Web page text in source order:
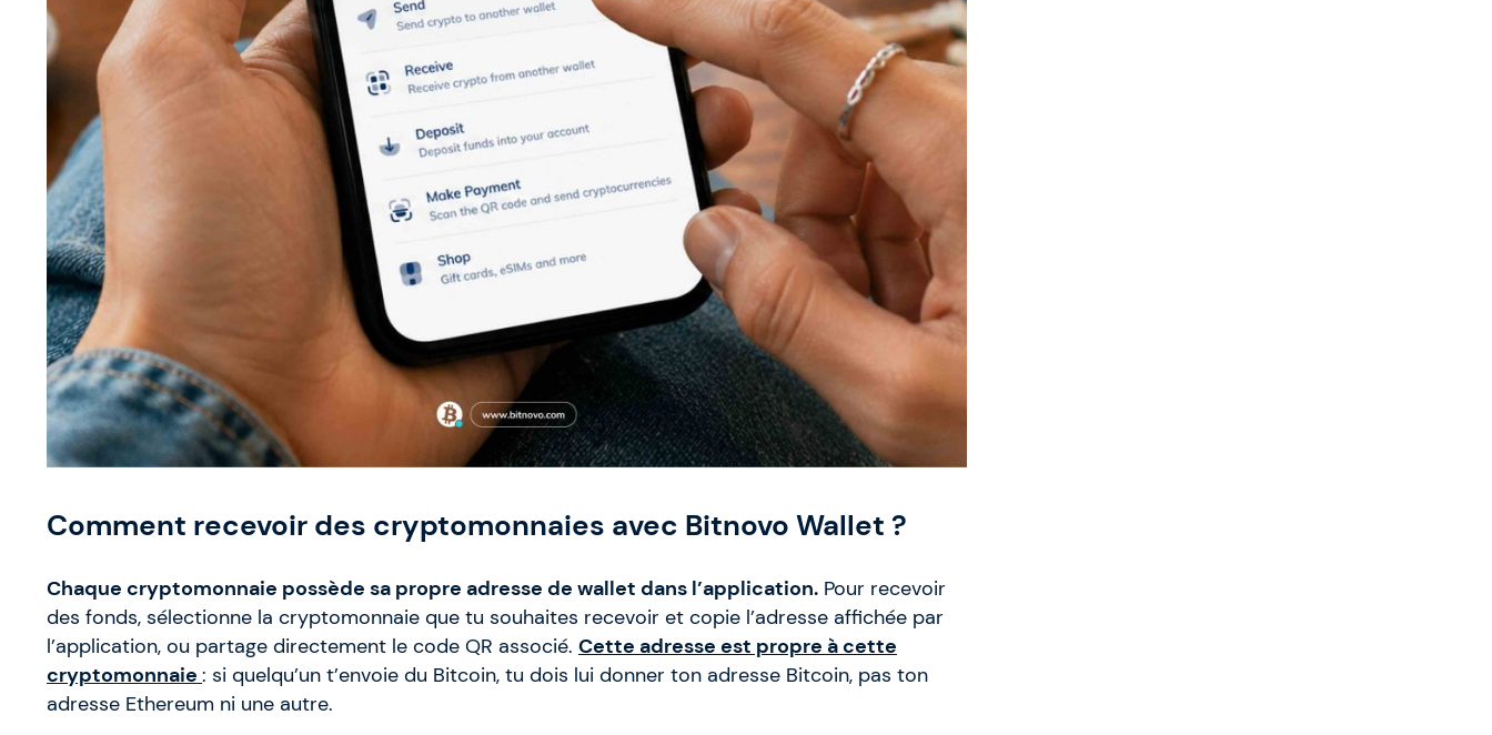
Comment recevoir des cryptomonnaies avec Bitnovo Wallet ?
Chaque cryptomonnaie possède sa propre adresse de wallet dans l’application. Pour recevoir
des fonds, sélectionne la cryptomonnaie que tu souhaites recevoir et copie l’adresse affichée par
l’application, ou partage directement le code QR associé. Cette adresse est propre à cette
cryptomonnaie : si quelqu’un t’envoie du Bitcoin, tu dois lui donner ton adresse Bitcoin, pas ton
adresse Ethereum ni une autre.